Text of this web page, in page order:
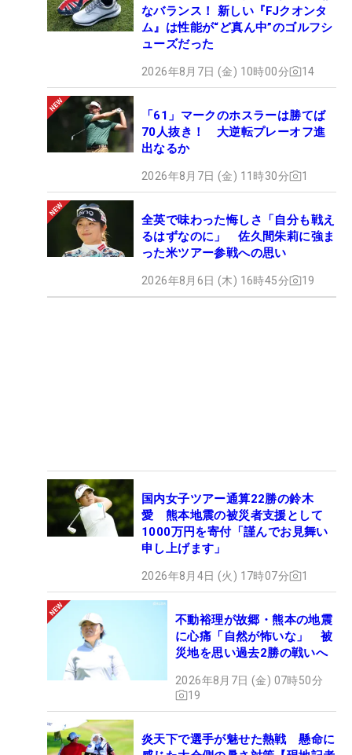
なバランス！ 新しい『FJクオンタ
ム』は性能が“ど真ん中”のゴルフシ
ューズだった
2026年8月7日 (金) 10時00分 14
「61」マークのホスラーは勝てば
70人抜き！ 大逆転プレーオフ進
出なるか
2026年8月7日 (金) 11時30分 1
全英で味わった悔しさ「自分も戦え
るはずなのに」 佐久間朱莉に強ま
った米ツアー参戦への思い
2026年8月6日 (木) 16時45分 19
国内女子ツアー通算22勝の鈴木
愛 熊本地震の被災者支援として
1000万円を寄付「謹んでお見舞い
申し上げます」
2026年8月4日 (火) 17時07分 1
不動裕理が故郷・熊本の地震
に心痛「自然が怖いな」 被
災地を思い過去2勝の戦いへ
2026年8月7日 (金) 07時50分
19
炎天下で選手が魅せた熱戦 懸命に